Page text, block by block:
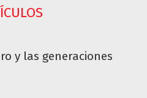
y las generaciones